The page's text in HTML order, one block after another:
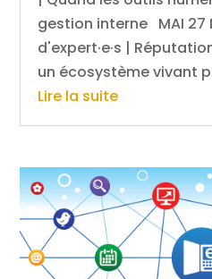
gestion interne MAI 27
d'expert·e·s |
un écosystème vivant
Lire la suite